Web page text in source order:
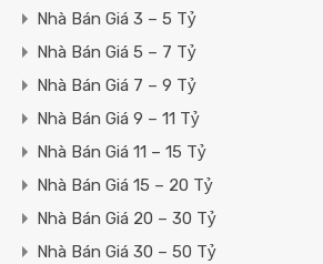
Nhà Bán Giá 3 – 5 Tỷ
Nhà Bán Giá 5 – 7 Tỷ
Nhà Bán Giá 7 – 9 Tỷ
Nhà Bán Giá 9 – 11 Tỷ
Nhà Bán Giá 11 – 15 Tỷ
Nhà Bán Giá 15 – 20 Tỷ
Nhà Bán Giá 20 – 30 Tỷ
Nhà Bán Giá 30 – 50 Tỷ